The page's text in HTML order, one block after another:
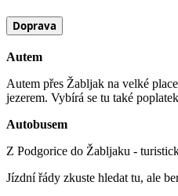
Doprava
Autem
Autem přes Žabljak na velké
jezerem. Vybírá se tu také
Autobusem
Z Podgorice do Žabljaku -
Jízdní řády zkuste hledat tu, ale